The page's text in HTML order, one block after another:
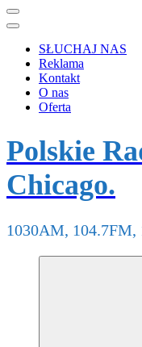
SŁUCHAJ NAS
Reklama
Kontakt
O nas
Oferta
Polskie
Chicago.
1030AM, 104.7FM,